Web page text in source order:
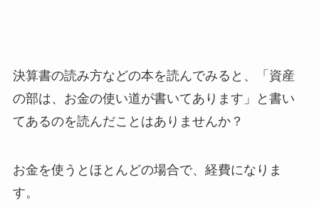
決算書の読み方などの本を読んでみると、「資産
の部は、お金の使い道が書いてあります」と書い
てあるのを読んだことはありませんか？
お金を使うとほとんどの場合で、経費になりま
す。